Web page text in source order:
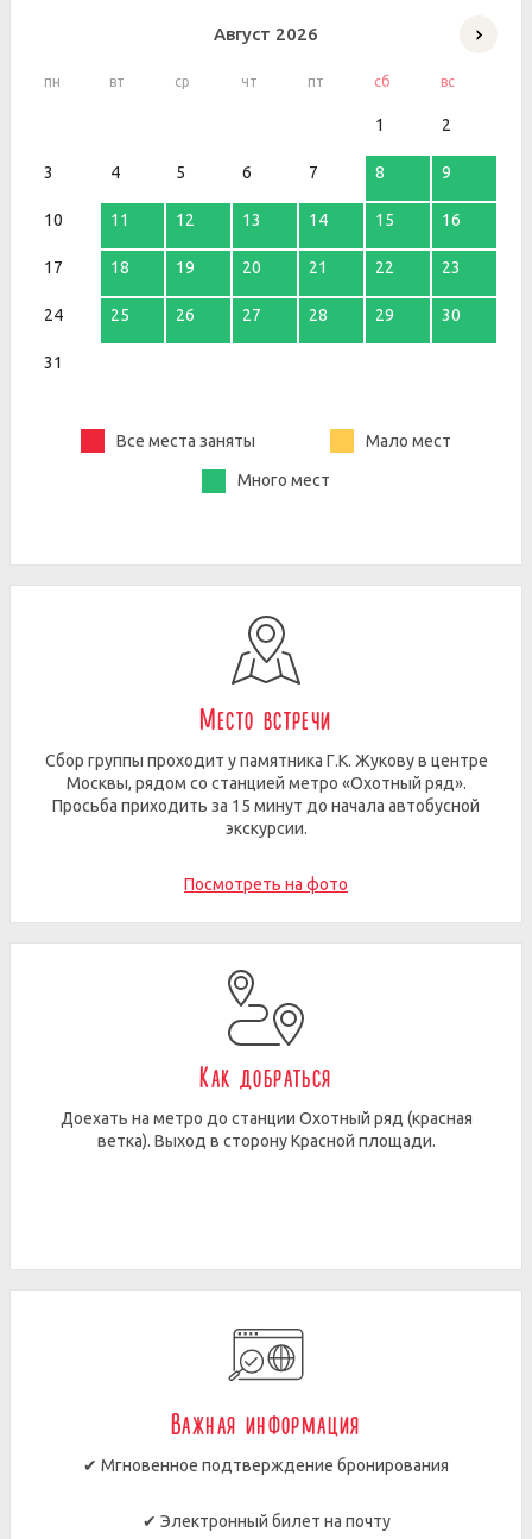
Август 2026
пн вт ср чт пт сб вс
1 2
3 4 5 6 7 8 9
10 11 12 13 14 15 16
17 18 19 20 21 22 23
24 25 26 27 28 29 30
31
Все места заняты Мало мест
Много мест
Место встречи
Сбор группы проходит у памятника Г.К. Жукову в центре
Москвы, рядом со станцией метро «Охотный ряд».
Просьба приходить за 15 минут до начала автобусной
экскурсии.
Посмотреть на фото
Как добраться
Доехать на метро до станции Охотный ряд (красная
ветка). Выход в сторону Красной площади.
Важная информация
✔ Мгновенное подтверждение бронирования
✔ Электронный билет на почту